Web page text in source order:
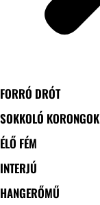
FORRÓ DRÓT
SOKKOLÓ KORONGOK
ÉLŐ FÉM
INTERJÚ
HANGERŐMŰ